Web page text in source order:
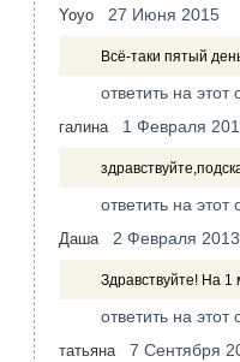
Yoyo 27 Июня 2015
Всё-таки пятый
ответить на этот
галина 1 Февраля
ответить на этот
Даша 2 Февраля 2013
Здравствуйте! На 1
ответить на этот
татьяна 7 Сентября